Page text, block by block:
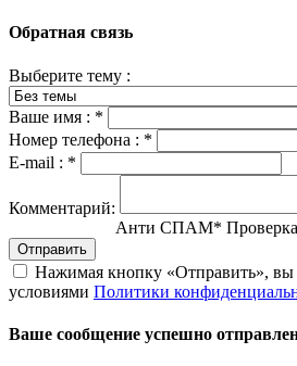
Обратная связь
Выберите тему :
Ваше имя : *
Номер телефона : *
E-mail : *
Комментарий:
Анти СПАМ*
Отправить
Нажимая кнопку «Отправить», вы
условиями Политики
Ваше сообщение успешно